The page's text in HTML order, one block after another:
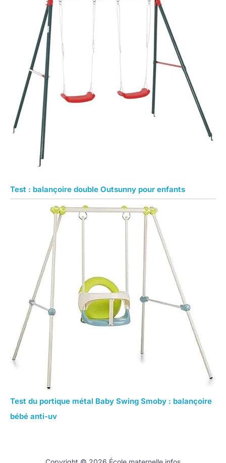
Test : balançoire double Outsunny pour enfants
Test du portique métal Baby Swing Smoby : balançoire
bébé anti-uv